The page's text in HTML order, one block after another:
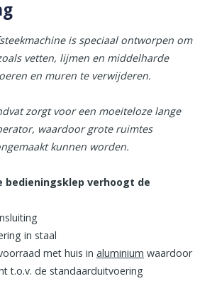
is speciaal ontworpen om
vetten, lijmen en middelharde
en muren te verwijderen.
zorgt voor een moeiteloze lange
waardoor grote ruimtes
kunnen worden.
bedieningsklep verhoogt de
in staal
met huis in aluminium waardoor
t.o.v. de standaarduitvoering